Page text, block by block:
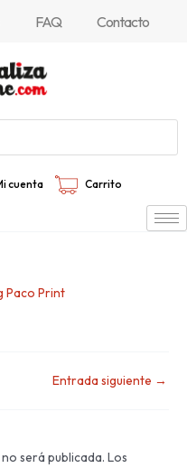
FAQ Contacto
cuenta Carrito
Paco Print
Entrada siguiente →
será publicada. Los